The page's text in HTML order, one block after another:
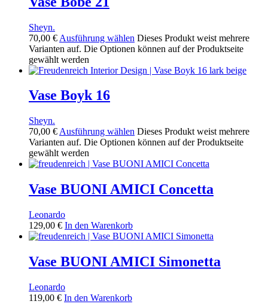
Sheyn.
70,00 € Ausführung wählen Dieses Produkt weist mehrere
Varianten auf. Die Optionen können auf der Produktseite
gewählt werden
Vase Boyk 16
Sheyn.
70,00 € Ausführung wählen Dieses Produkt weist mehrere
Varianten auf. Die Optionen können auf der Produktseite
gewählt werden
Vase BUONI AMICI Concetta
Leonardo
129,00 € In den Warenkorb
Vase BUONI AMICI Simonetta
Leonardo
119,00 € In den Warenkorb